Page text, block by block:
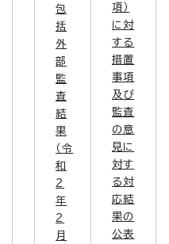
包
括
外
部
監
査
結
果
（令
和
2
年
2
月
項）
に対
する
措置
事項
及び
監査
の意
見に
対す
る対
応結
果の
公表